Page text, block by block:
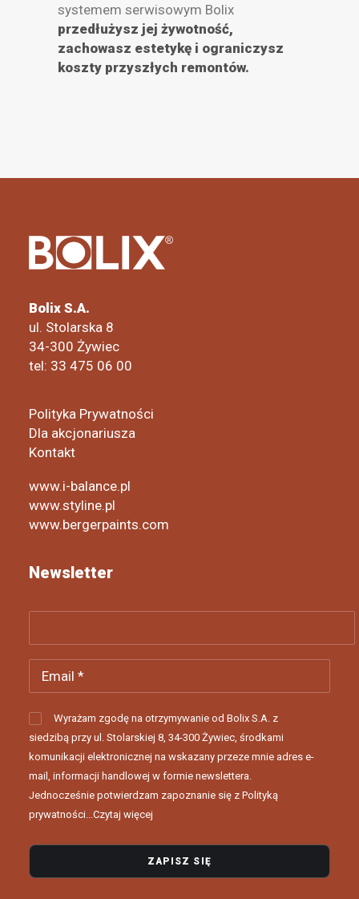
systemem serwisowym Bolix
przedłużysz jej żywotność,
zachowasz estetykę i ograniczysz
koszty przyszłych remontów.
Bolix S.A.
ul. Stolarska 8
34-300 Żywiec
tel: 33 475 06 00
Polityka Prywatności
Dla akcjonariusza
Kontakt
www.i-balance.pl
www.styline.pl
www.bergerpaints.com
Newsletter
Wyrażam zgodę na otrzymywanie od Bolix S.A. z
siedzibą przy ul. Stolarskiej 8, 34-300 Żywiec, środkami
komunikacji elektronicznej na wskazany przeze mnie adres e-
mail, informacji handlowej w formie newslettera.
Jednocześnie potwierdzam zapoznanie się z Polityką
prywatności...Czytaj więcej